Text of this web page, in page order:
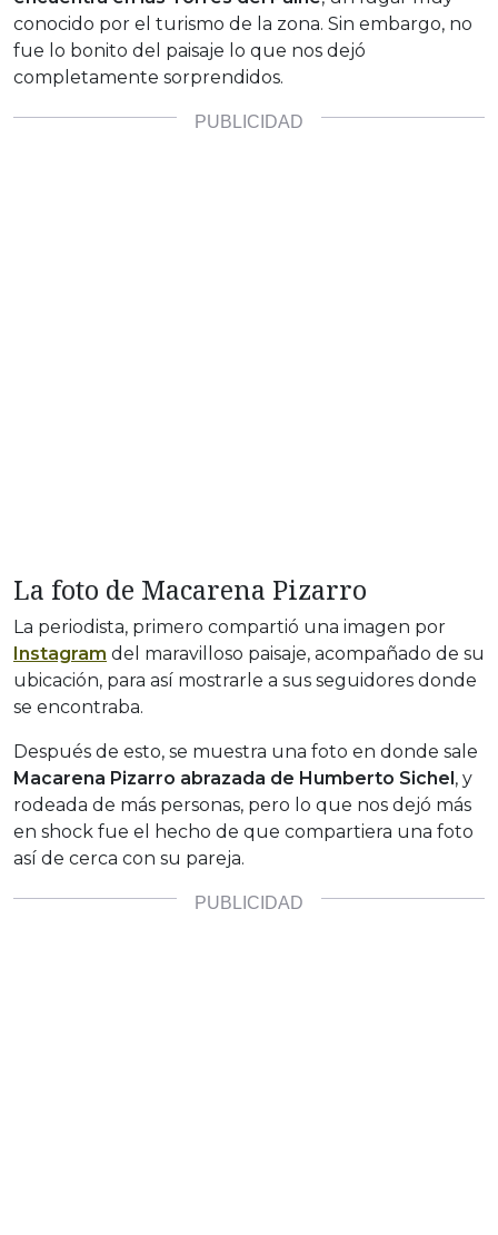
conocido por el turismo de la zona. Sin embargo, no
fue lo bonito del paisaje lo que nos dejó
completamente sorprendidos.
La foto de Macarena Pizarro
La periodista, primero compartió una imagen por
Instagram del maravilloso paisaje, acompañado de su
ubicación, para así mostrarle a sus seguidores donde
se encontraba.
Después de esto, se muestra una foto en donde sale
Macarena Pizarro abrazada de Humberto Sichel , y
rodeada de más personas, pero lo que nos dejó más
en shock fue el hecho de que compartiera una foto
así de cerca con su pareja.